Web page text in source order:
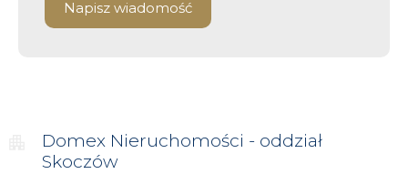
Napisz wiadomość
Domex Nieruchomości - oddział
Skoczów